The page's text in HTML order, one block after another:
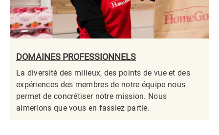
DOMAINES PROFESSIONNELS
La diversité des milieux, des points de vue et des
expériences des membres de notre équipe nous
permet de concrétiser notre mission. Nous
aimerions que vous en fassiez partie.​​​​​​​